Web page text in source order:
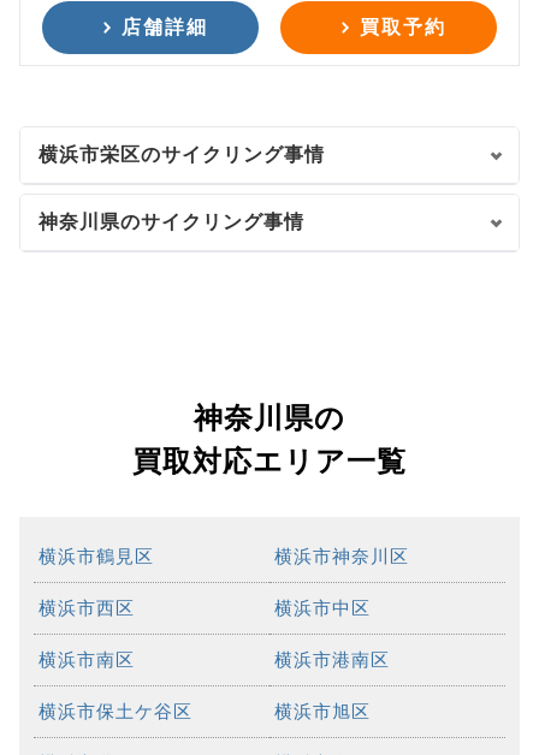
店舗詳細 買取予約
横浜市栄区のサイクリング事情
神奈川県のサイクリング事情
神奈川県の
買取対応エリア一覧
横浜市鶴見区 横浜市神奈川区
横浜市西区 横浜市中区
横浜市南区 横浜市港南区
横浜市保土ケ谷区 横浜市旭区